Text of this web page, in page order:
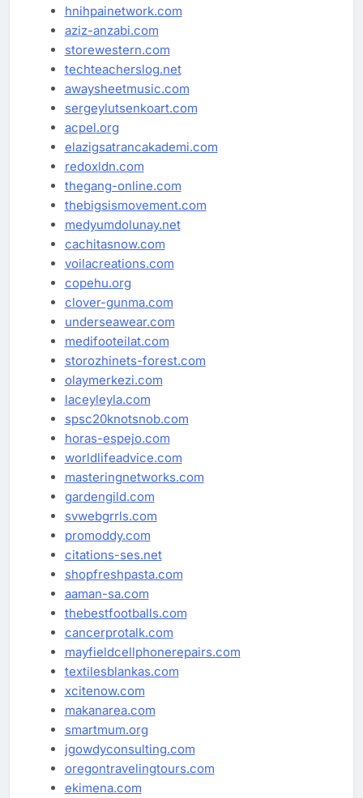
hnihpainetwork.com
aziz-anzabi.com
storewestern.com
techteacherslog.net
awaysheetmusic.com
sergeylutsenkoart.com
acpel.org
elazigsatrancakademi.com
redoxldn.com
thegang-online.com
thebigsismovement.com
medyumdolunay.net
cachitasnow.com
voilacreations.com
copehu.org
clover-gunma.com
underseawear.com
medifooteilat.com
storozhinets-forest.com
olaymerkezi.com
laceyleyla.com
spsc20knotsnob.com
horas-espejo.com
worldlifeadvice.com
masteringnetworks.com
gardengild.com
svwebgrrls.com
promoddy.com
citations-ses.net
shopfreshpasta.com
aaman-sa.com
thebestfootballs.com
cancerprotalk.com
mayfieldcellphonerepairs.com
textilesblankas.com
xcitenow.com
makanarea.com
smartmum.org
jgowdyconsulting.com
oregontravelingtours.com
ekimena.com